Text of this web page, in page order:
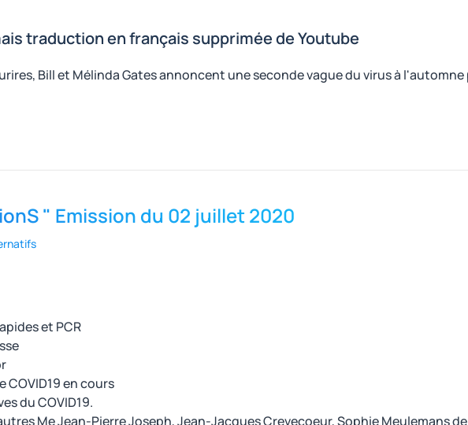
traduction en français supprimée de Youtube
Bill et Mélinda Gates annoncent une seconde vague du virus à
" Emission du 02 juillet 2020
et PCR
COVID19 en cours
du COVID19.
Me Jean-Pierre Joseph, Jean-Jacques Crevecoeur, Sophie Meulemans